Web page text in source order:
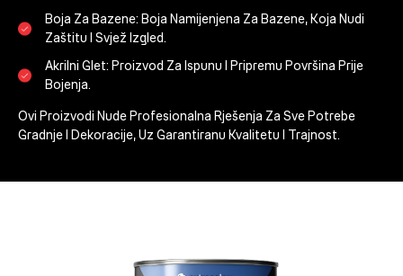
Boja Za Bazene: Boja Namijenjena Za Bazene, Koja Nudi
Zaštitu I Svjež Izgled.
Akrilni Glet: Proizvod Za Ispunu I Pripremu Površina Prije
Bojenja.
Ovi Proizvodi Nude Profesionalna Rješenja Za Sve Potrebe
Gradnje I Dekoracije, Uz Garantiranu Kvalitetu I Trajnost.